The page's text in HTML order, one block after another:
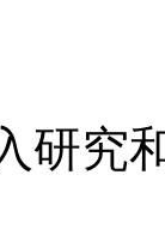
研究